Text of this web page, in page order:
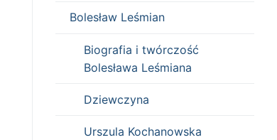
Bolesław Leśmian
Biografia i twórczość
Bolesława Leśmiana
Dziewczyna
Urszula Kochanowska